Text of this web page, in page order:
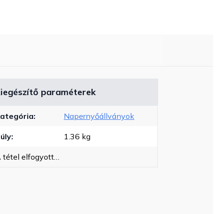
paraméterek
: Napernyőállványok
: 1.36 kg
tétel elfogyott…